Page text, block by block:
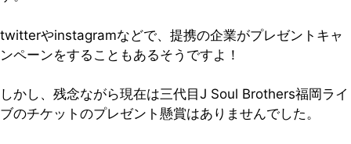
twitterやinstagramなどで、提携の企業がプレゼントキャ
ンペーンをすることもあるそうですよ！
しかし、残念ながら現在は三代目J Soul Brothers福岡ライ
ブのチケットのプレゼント懸賞はありませんでした。